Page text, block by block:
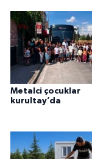
Metalci çocuklar
kurultay’da